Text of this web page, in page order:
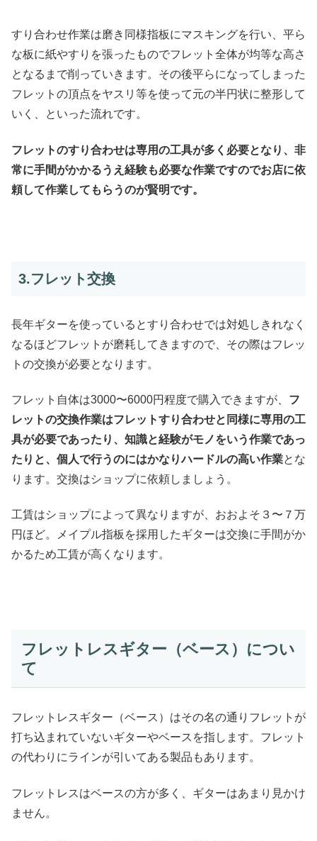
すり合わせ作業は磨き同様指板にマスキングを行い、平ら
な板に紙やすりを張ったものでフレット全体が均等な高さ
となるまで削っていきます。その後平らになってしまった
フレットの頂点をヤスリ等を使って元の半円状に整形して
いく、といった流れです。
フレットのすり合わせは専用の工具が多く必要となり、非
常に手間がかかるうえ経験も必要な作業ですのでお店に依
頼して作業してもらうのが賢明です。
3.フレット交換
長年ギターを使っているとすり合わせでは対処しきれなく
なるほどフレットが磨耗してきますので、その際はフレッ
トの交換が必要となります。
フレット自体は3000〜6000円程度で購入できますが、 フ
レットの交換作業はフレットすり合わせと同様に専用の工
具が必要であったり、知識と経験がモノをいう作業であっ
たりと、個人で行うのにはかなりハードルの高い作業とな
ります。交換はショップに依頼しましょう。
工賃はショップによって異なりますが、おおよそ３〜７万
円ほど。メイプル指板を採用したギターは交換に手間がか
かるため工賃が高くなります。
フレットレスギター（ベース）につい
て
フレットレスギター（ベース）はその名の通りフレットが
打ち込まれていないギターやベースを指します。フレット
の代わりにラインが引いてある製品もあります。
フレットレスはベースの方が多く、ギターはあまり見かけ
ません。